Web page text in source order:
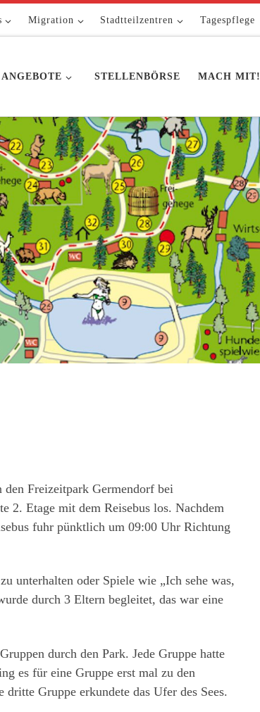
Migration Stadtteilzentren Tagespflege
ANGEBOTE STELLENBÖRSE MACH MIT!
Freizeitpark Germendorf bei
2. Etage mit dem Reisebus los. Nachdem
fuhr pünktlich um 09:00 Uhr Richtung
unterhalten oder Spiele wie „Ich sehe was,
durch 3 Eltern begleitet, das war eine
durch den Park. Jede Gruppe hatte
es für eine Gruppe erst mal zu den
Gruppe erkundete das Ufer des Sees.